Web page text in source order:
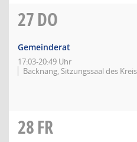
27DO
Gemeinderat
17:03-20:49 Uhr
Backnang, Sitzungssaal des
28FR